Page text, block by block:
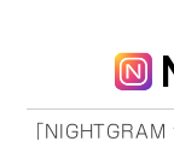
「NIGHTGRAM